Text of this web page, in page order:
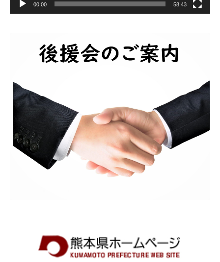
00:00 58:43